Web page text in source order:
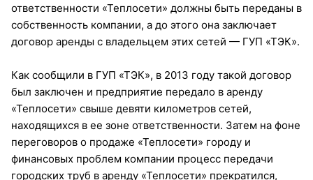
ответственности «Теплосети» должны быть переданы в
собственность компании, а до этого она заключает
договор аренды с владельцем этих сетей — ГУП «ТЭК».
Как сообщили в ГУП «ТЭК», в 2013 году такой договор
был заключен и предприятие передало в аренду
«Теплосети» свыше девяти километров сетей,
находящихся в ее зоне ответственности. Затем на фоне
переговоров о продаже «Теплосети» городу и
финансовых проблем компании процесс передачи
городских труб в аренду «Теплосети» прекратился,